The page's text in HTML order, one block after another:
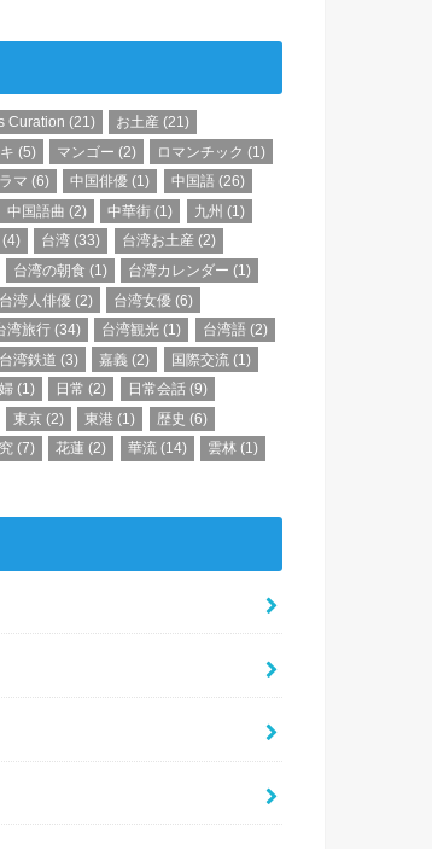
Curation (21) お土産 (21)
(5) マンゴー (2) ロマンチック (1)
マ (6) 中国俳優 (1) 中国語 (26)
中国語曲 (2) 中華街 (1) 九州 (1)
(4) 台湾 (33) 台湾お土産(2)
台湾の朝食 (1) 台湾カレンダー (1)
台湾人俳優 (2) 台湾女優 (6)
湾旅行 (34) 台湾観光 (1) 台湾語 (2)
台湾鉄道 (3) 嘉義 (2) 国際交流 (1)
(1) 日常 (2) 日常会話(9)
東京 (2) 東港 (1) 歴史 (6)
(7) 花蓮 (2) 華流(14) 雲林(1)